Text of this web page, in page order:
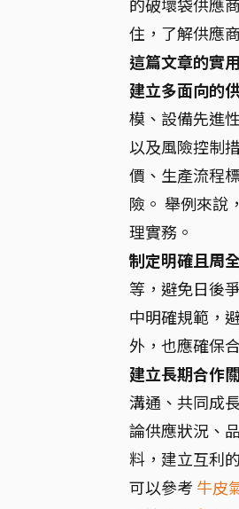
的破壞袋供應
住，了解供應
這篇文章的實
建立多面向的
模、設備先進
以及風險控制
價、生產流程
險。 舉例來說
理實務。
制定明確且周
等，避免日後
中明確規範，
外，也應確保
建立長期合作
溝通、共同成
論供應狀況、
料，建立互利
可以參考 牛皮